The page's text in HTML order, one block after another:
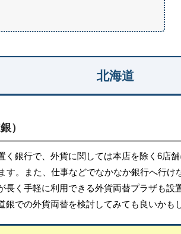
北海道
）
く銀行で、外貨に関しては本店を除く6店
す。また、仕事などでなかなか銀行へ行け
長く手軽に利用できる外貨両替プラザも設
銀での外貨両替を検討してみても良いかも